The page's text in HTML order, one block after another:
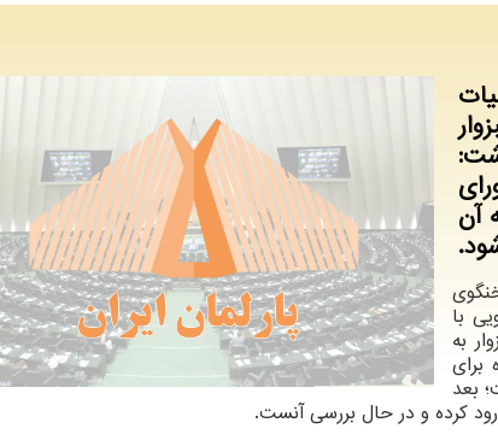
آن
با
به
برای
بعد
کرده و در حال بررسی آنست.